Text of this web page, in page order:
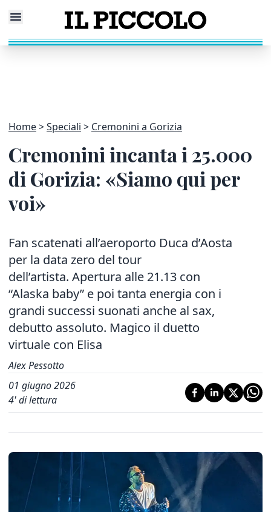
Home Speciali Cremonini a Gorizia
Cremonini incanta i 25.000
di Gorizia: «Siamo qui per
voi»
Fan scatenati all’aeroporto Duca d’Aosta
per la data zero del tour
dell’artista. Apertura alle 21.13 con
“Alaska baby” e poi tanta energia con i
grandi successi suonati anche al sax,
debutto assoluto. Magico il duetto
virtuale con Elisa
Alex Pessotto
01 giugno 2026
4' di lettura